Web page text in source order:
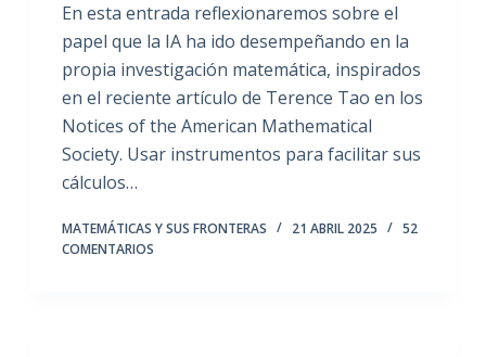
En esta entrada reflexionaremos sobre el
papel que la IA ha ido desempeñando en la
propia investigación matemática, inspirados
en el reciente artículo de Terence Tao en los
Notices of the American Mathematical
Society. Usar instrumentos para facilitar sus
cálculos…
MATEMÁTICAS Y SUS FRONTERAS 21 ABRIL 2025
52
COMENTARIOS